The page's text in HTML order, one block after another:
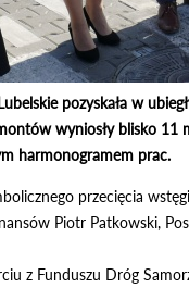
pozyskała w
wyniosły blisko
harmonogramem prac.
przecięcia
Piotr Patkowski,
z Funduszu Dróg